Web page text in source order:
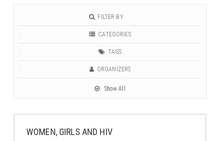
FILTER BY
CATEGORIES
TAGS
ORGANIZERS
Show All
WOMEN, GIRLS AND HIV